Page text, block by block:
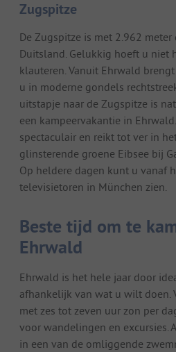
Zugspitze
De Zugspitze is met 2.962
Duitsland. Gelukkig hoeft u niet
klauteren. Vanuit Ehrwald
u in moderne gondels
uitstapje naar de Zugspitze is
een kampeervakantie in
spectaculair en reikt tot ver in
glinsterende groene Eibsee bij
Op heldere dagen kunt u vanaf
televisietoren in München zien.
Beste tijd om te
Ehrwald
Ehrwald is het hele jaar door
afhankelijk van wat u wilt doen.
met zes tot zeven uur zon per
voor wandelingen en excursies.
in een van de omliggende